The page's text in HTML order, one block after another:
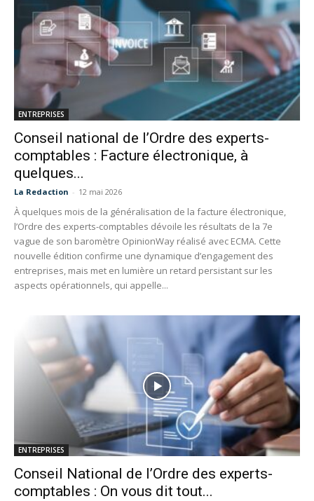
ENTREPRISES
Conseil national de l’Ordre des experts-
comptables : Facture électronique, à
quelques...
La Redaction - 12 mai 2026
À quelques mois de la généralisation de la facture électronique,
l’Ordre des experts-comptables dévoile les résultats de la 7e
vague de son baromètre OpinionWay réalisé avec ECMA. Cette
nouvelle édition confirme une dynamique d’engagement des
entreprises, mais met en lumière un retard persistant sur les
aspects opérationnels, qui appelle...
ENTREPRISES
Conseil National de l’Ordre des experts-
comptables : On vous dit tout...